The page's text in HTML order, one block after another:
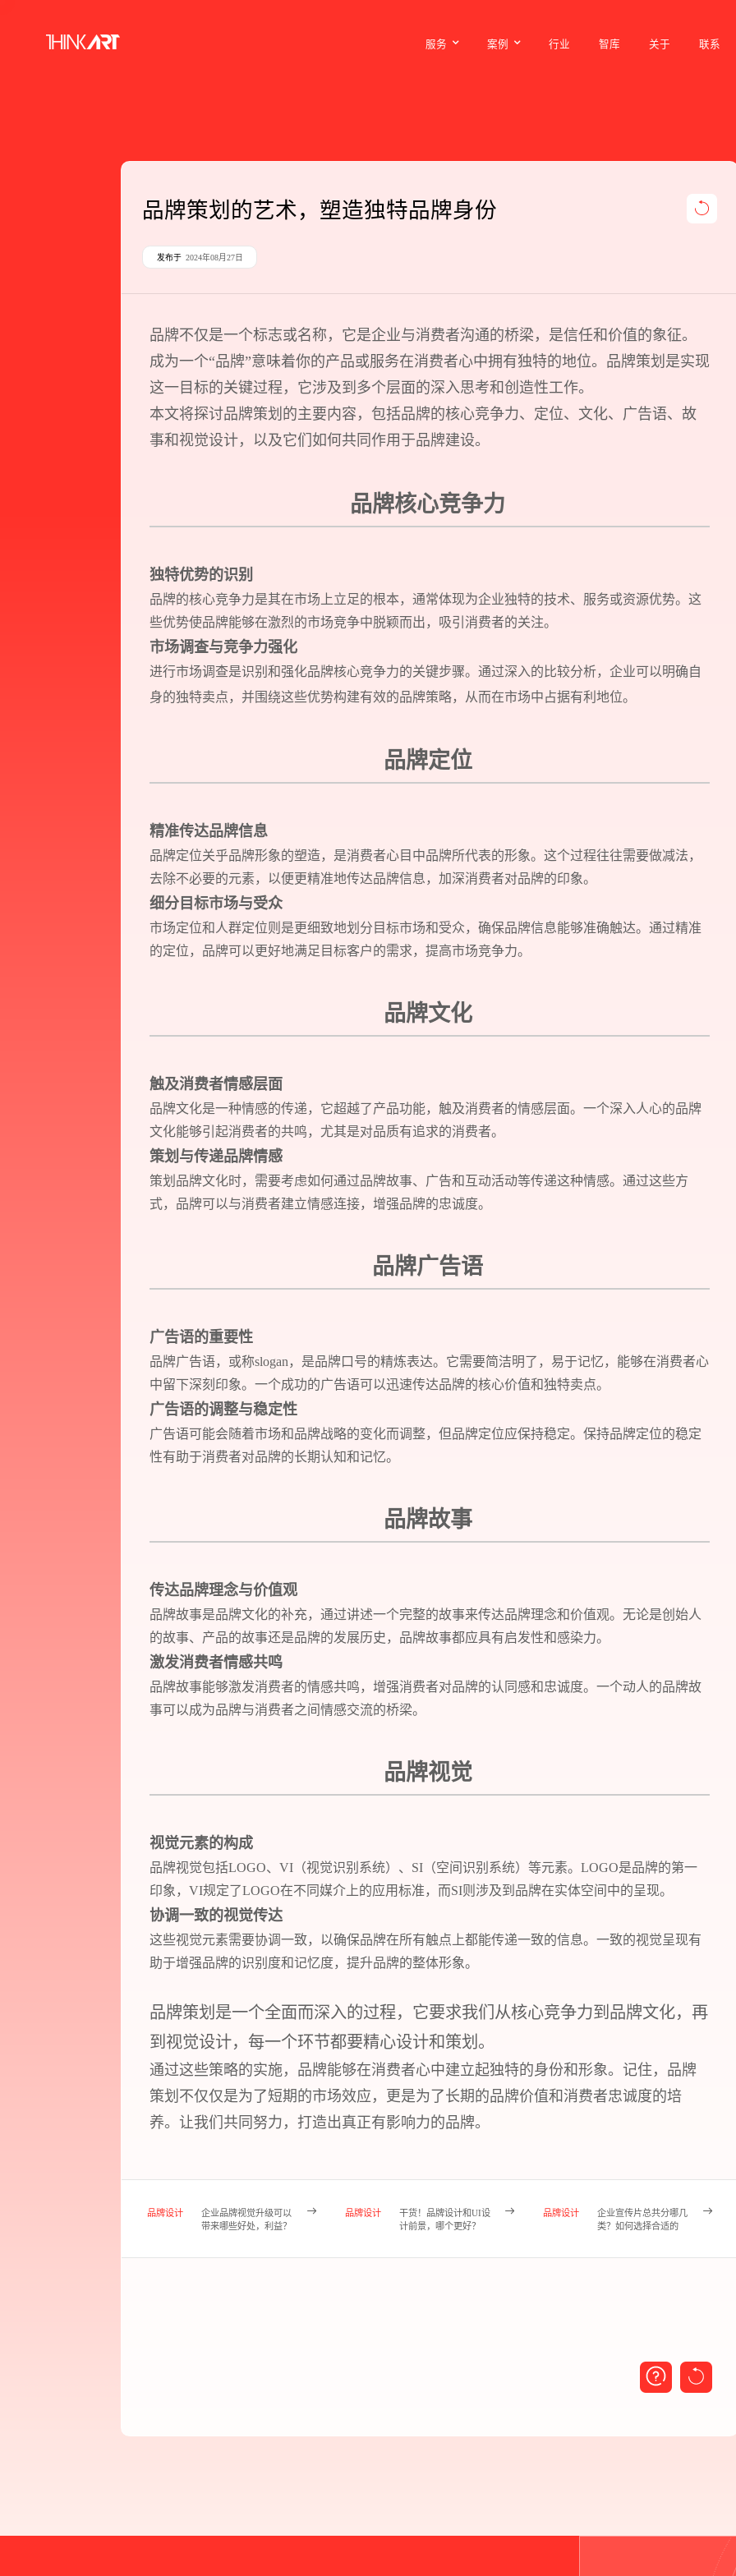
服务
案例
行业
智库
关于
联系
Develop.
Action.
预约我们的数字化专家
您所提交的信息将严格保密，且不以任何形式
品牌策划的艺术，塑造独特品牌身份
发布于 2024年08月27日
品牌不仅是一个标志或名称，它是企业与消费者沟通的桥梁，是信任和价值的象征。
成为一个“品牌”意味着你的产品或服务在消费者心中拥有独特的地位。品牌策划是实现
这一目标的关键过程，它涉及到多个层面的深入思考和创造性工作。
本文将探讨品牌策划的主要内容，包括品牌的核心竞争力、定位、文化、广告语、故
事和视觉设计，以及它们如何共同作用于品牌建设。
品牌核心竞争力
独特优势的识别
品牌的核心竞争力是其在市场上立足的根本，通常体现为企业独特的技术、服务或资源优势。这
些优势使品牌能够在激烈的市场竞争中脱颖而出，吸引消费者的关注。
市场调查与竞争力强化
进行市场调查是识别和强化品牌核心竞争力的关键步骤。通过深入的比较分析，企业可以明确自
身的独特卖点，并围绕这些优势构建有效的品牌策略，从而在市场中占据有利地位。
品牌定位
精准传达品牌信息
品牌定位关乎品牌形象的塑造，是消费者心目中品牌所代表的形象。这个过程往往需要做减法，
去除不必要的元素，以便更精准地传达品牌信息，加深消费者对品牌的印象。
细分目标市场与受众
市场定位和人群定位则是更细致地划分目标市场和受众，确保品牌信息能够准确触达。通过精准
的定位，品牌可以更好地满足目标客户的需求，提高市场竞争力。
品牌文化
触及消费者情感层面
品牌文化是一种情感的传递，它超越了产品功能，触及消费者的情感层面。一个深入人心的品牌
文化能够引起消费者的共鸣，尤其是对品质有追求的消费者。
策划与传递品牌情感
策划品牌文化时，需要考虑如何通过品牌故事、广告和互动活动等传递这种情感。通过这些方
式，品牌可以与消费者建立情感连接，增强品牌的忠诚度。
品牌广告语
广告语的重要性
品牌广告语，或称slogan，是品牌口号的精炼表达。它需要简洁明了，易于记忆，能够在消费者心
中留下深刻印象。一个成功的广告语可以迅速传达品牌的核心价值和独特卖点。
广告语的调整与稳定性
广告语可能会随着市场和品牌战略的变化而调整，但品牌定位应保持稳定。保持品牌定位的稳定
性有助于消费者对品牌的长期认知和记忆。
品牌故事
传达品牌理念与价值观
品牌故事是品牌文化的补充，通过讲述一个完整的故事来传达品牌理念和价值观。无论是创始人
的故事、产品的故事还是品牌的发展历史，品牌故事都应具有启发性和感染力。
激发消费者情感共鸣
品牌故事能够激发消费者的情感共鸣，增强消费者对品牌的认同感和忠诚度。一个动人的品牌故
事可以成为品牌与消费者之间情感交流的桥梁。
品牌视觉
视觉元素的构成
品牌视觉包括LOGO、VI（视觉识别系统）、SI（空间识别系统）等元素。LOGO是品牌的第一
印象，VI规定了LOGO在不同媒介上的应用标准，而SI则涉及到品牌在实体空间中的呈现。
协调一致的视觉传达
这些视觉元素需要协调一致，以确保品牌在所有触点上都能传递一致的信息。一致的视觉呈现有
助于增强品牌的识别度和记忆度，提升品牌的整体形象。
品牌策划是一个全面而深入的过程，它要求我们从核心竞争力到品牌文化，再
到视觉设计，每一个环节都要精心设计和策划。
通过这些策略的实施，品牌能够在消费者心中建立起独特的身份和形象。记住，品牌
策划不仅仅是为了短期的市场效应，更是为了长期的品牌价值和消费者忠诚度的培
养。让我们共同努力，打造出真正有影响力的品牌。
品牌设计
企业品牌视觉升级可以
带来哪些好处，利益？
品牌设计
干货！品牌设计和UI设
计前景，哪个更好？
品牌设计
企业宣传片总共分哪几
类？如何选择合适的